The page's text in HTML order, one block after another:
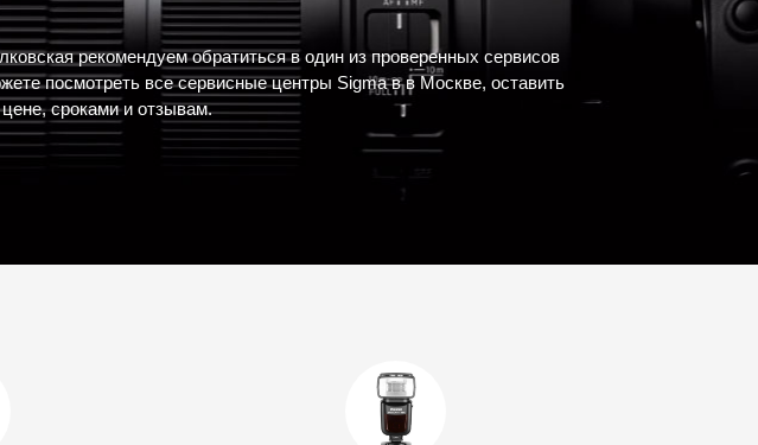
рекомендуем обратиться в один из проверенных сервисов
посмотреть все сервисные центры Sigma в в Москве, оставить
сроками и отзывам.